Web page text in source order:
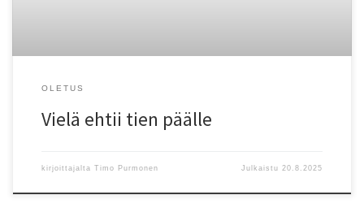
OLETUS
Vielä ehtii tien päälle
kirjoittajalta Timo Purmonen Julkaistu 20.8.2025